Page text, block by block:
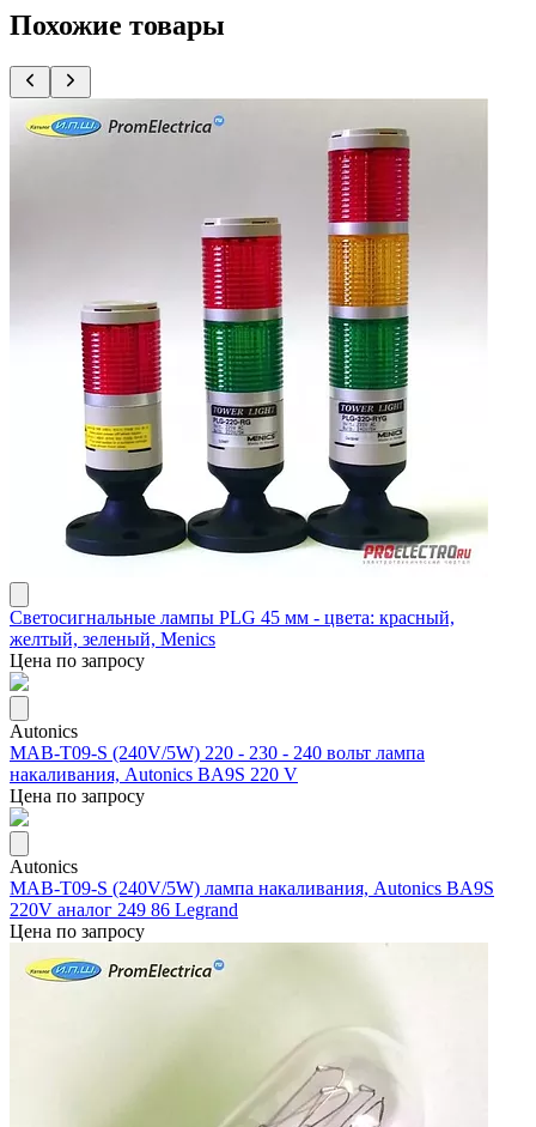
Похожие товары
Светосигнальные лампы PLG 45 мм - цвета: красный,
желтый, зеленый, Menics
Цена по запросу
Autonics
MAB-T09-S (240V/5W) 220 - 230 - 240 вольт лампа
накаливания, Autonics BA9S 220 V
Цена по запросу
Autonics
MAB-T09-S (240V/5W) лампа накаливания, Autonics BA9S
220V аналог 249 86 Legrand
Цена по запросу